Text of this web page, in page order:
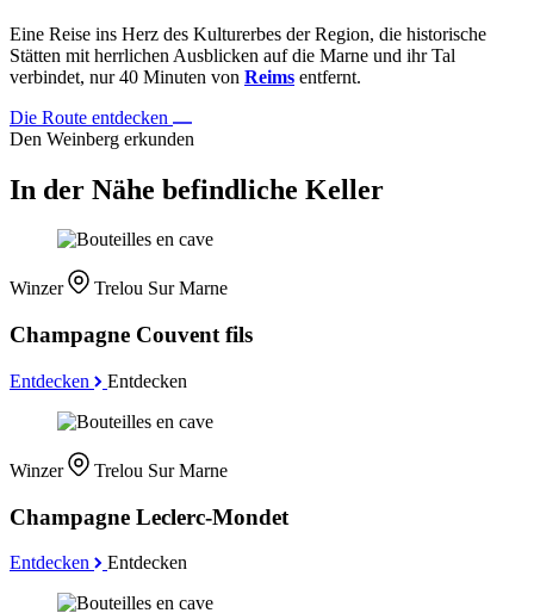
Eine Reise ins Herz des Kulturerbes der Region, die historische
Stätten mit herrlichen Ausblicken auf die Marne und ihr Tal
verbindet, nur 40 Minuten von Reims entfernt.
Die Route entdecken
Den Weinberg erkunden
In der Nähe befindliche Keller
Winzer Trelou Sur Marne
Champagne Couvent fils
Entdecken Entdecken
Winzer Trelou Sur Marne
Champagne Leclerc-Mondet
Entdecken Entdecken